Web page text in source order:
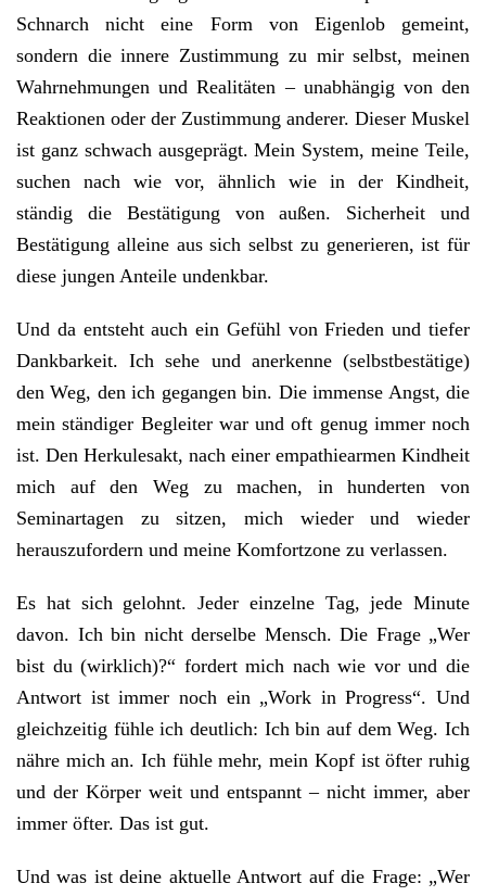
Schnarch nicht eine Form von Eigenlob gemeint,
sondern die innere Zustimmung zu mir selbst, meinen
Wahrnehmungen und Realitäten – unabhängig von den
Reaktionen oder der Zustimmung anderer. Dieser Muskel
ist ganz schwach ausgeprägt. Mein System, meine Teile,
suchen nach wie vor, ähnlich wie in der Kindheit,
ständig die Bestätigung von außen. Sicherheit und
Bestätigung alleine aus sich selbst zu generieren, ist für
diese jungen Anteile undenkbar.
Und da entsteht auch ein Gefühl von Frieden und tiefer
Dankbarkeit. Ich sehe und anerkenne (selbstbestätige)
den Weg, den ich gegangen bin. Die immense Angst, die
mein ständiger Begleiter war und oft genug immer noch
ist. Den Herkulesakt, nach einer empathiearmen Kindheit
mich auf den Weg zu machen, in hunderten von
Seminartagen zu sitzen, mich wieder und wieder
herauszufordern und meine Komfortzone zu verlassen.
Es hat sich gelohnt. Jeder einzelne Tag, jede Minute
davon. Ich bin nicht derselbe Mensch. Die Frage „Wer
bist du (wirklich)?“ fordert mich nach wie vor und die
Antwort ist immer noch ein „Work in Progress“. Und
gleichzeitig fühle ich deutlich: Ich bin auf dem Weg. Ich
nähre mich an. Ich fühle mehr, mein Kopf ist öfter ruhig
und der Körper weit und entspannt – nicht immer, aber
immer öfter. Das ist gut.
Und was ist deine aktuelle Antwort auf die Frage: „Wer